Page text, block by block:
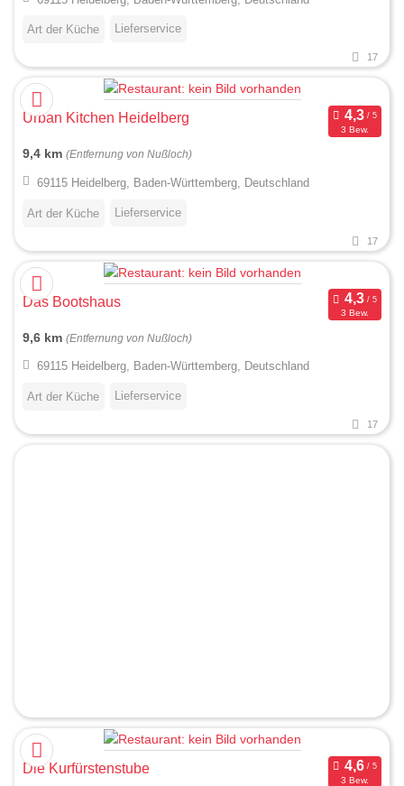
Art der Küche Lieferservice
17
Urban Kitchen Heidelberg
3 Bew.
9,4 km (Entfernung von Nußloch)
69115 Heidelberg, Baden-Württemberg, Deutschland
Art der Küche Lieferservice
17
Das Bootshaus
3 Bew.
9,6 km (Entfernung von Nußloch)
69115 Heidelberg, Baden-Württemberg, Deutschland
Art der Küche Lieferservice
17
Die Kurfürstenstube
3 Bew.